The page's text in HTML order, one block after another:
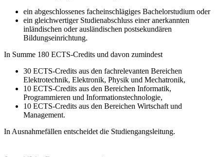
ein abgeschlossenes facheinschlägiges Bachelorstudium oder
ein gleichwertiger Studienabschluss einer anerkannten
inländischen oder ausländischen postsekundären
Bildungseinrichtung.
In Summe 180 ECTS-Credits und davon zumindest
30 ECTS-Credits aus den fachrelevanten Bereichen
Elektrotechnik, Elektronik, Physik und Mechatronik,
10 ECTS-Credits aus den Bereichen Informatik,
Programmieren und Informationstechnologie,
10 ECTS-Credits aus den Bereichen Wirtschaft und
Management.
In Ausnahmefällen entscheidet die Studiengangsleitung.